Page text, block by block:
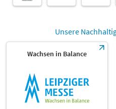
Unsere
Wachsen in Balance